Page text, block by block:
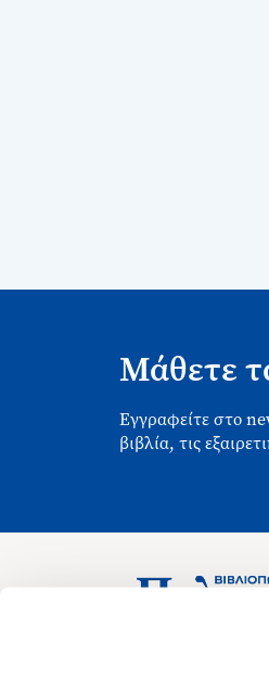
Μάθετε
Εγγραφείτε στο
βιβλία, τις
Ασκληπιού 1-3, Αθήνα